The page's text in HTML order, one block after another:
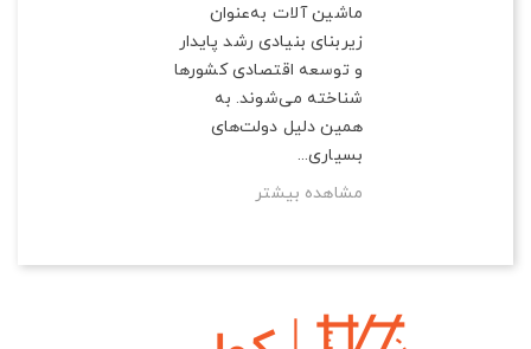
ماشین آلات به‌عنوان
زیربنای بنیادی رشد پایدار
و توسعه اقتصادی کشورها
شناخته می‌شوند. به
همین دلیل دولت‌های
بسیاری...
مشاهده بیشتر